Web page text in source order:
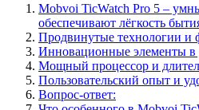
Mobvoi TicWatch Pro 5 –
обеспечивают лёгкость
Продвинутые технологии и
Инновационные элементы в
Мощный процессор и
Пользовательский опыт и
Вопрос-ответ: